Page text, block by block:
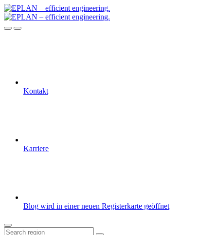
Kontakt
Karriere
Blog wird in einer neuen Registerkarte geöffnet